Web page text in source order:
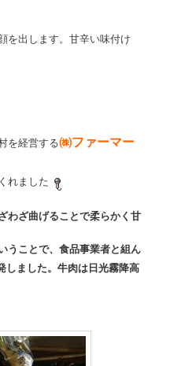
を出します。甘辛い味付け
を経営する㈱ファーマー
れました
わざ曲げることで柔らかく甘
うことで、食品事業者と組ん
しました。牛肉は日光霧降高